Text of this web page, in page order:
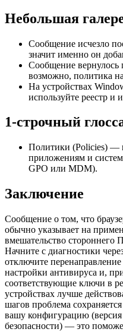
Небольшая
Сообщение исчезло
значит именно он
Сообщение
возможно, политика
На устройствах
используйте реестр и
1‑строчный
Политики (Policies) —
приложениям и
GPO или MDM).
Заключение
Сообщение о том, что
обычно указывает на
вмешательство стороннего
Начните с диагностики
отключите
настройки антивируса и,
соответствующие ключи в
устройствах лучше
шагов проблема
вашу конфигурацию
безопасности) — это